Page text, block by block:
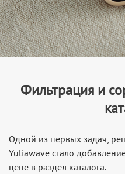
Фильтрация и
Одной из первых задач,
Yuliawave стало
цене в раздел каталога.